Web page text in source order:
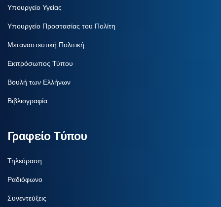
Υπουργείο Υγείας
Υπουργείο Προστασίας του Πολίτη
Μεταναστευτική Πολιτική
Εκπρόσωπος Τύπου
Βουλή των Ελλήνων
Βιβλιογραφία
Γραφείο Τύπου
Τηλεόραση
Ραδιόφωνο
Συνεντεύξεις